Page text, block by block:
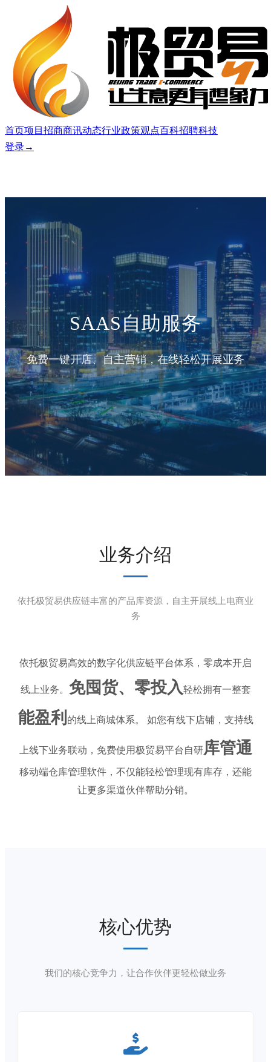
首页项目 招商商讯动态行业政策观点百科招聘科技
登录→
SAAS自助服务
免费一键开店、自主营销，在线轻松开展业务
业务介绍
依托极贸易供应链丰富的产品库资源，自主开展线上电商业
务
依托极贸易高效的数字化供应链平台体系，零成本开启
线上业务。 免囤货、零投入轻松拥有一整套
能盈利 的线上商城体系。 如您有线下店铺，支持线
上线下业务联动，免费使用极贸易平台自研库管通
移动端仓库管理软件，不仅能轻松管理现有库存，还能
让更多渠道伙伴帮助分销。
核心优势
我们的核心竞争力，让合作伙伴更轻松做业务